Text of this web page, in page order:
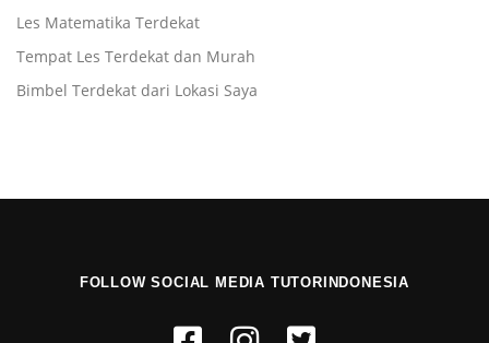
Les Matematika Terdekat
Tempat Les Terdekat dan Murah
Bimbel Terdekat dari Lokasi Saya
FOLLOW SOCIAL MEDIA TUTORINDONESIA